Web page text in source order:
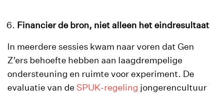
Financier de bron, niet alleen het eindresultaat
In meerdere sessies kwam naar voren dat Gen
Z’ers behoefte hebben aan laagdrempelige
ondersteuning en ruimte voor experiment. De
evaluatie van de SPUK-regeling jongerencultuur